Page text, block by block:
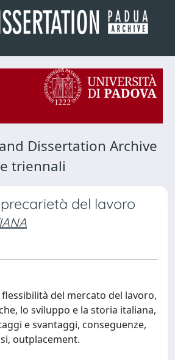
Dissertation Archive
triennali
del lavoro
del mercato del lavoro,
lo sviluppo e la storia italiana,
e svantaggi, conseguenze,
outplacement.